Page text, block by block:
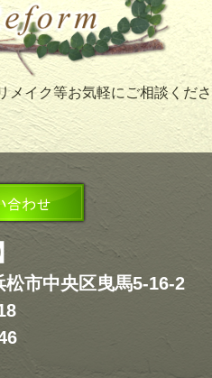
メイク等お気軽にご相談くださ
市中央区曳馬5-16-2